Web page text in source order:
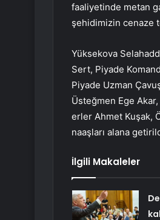
faaliyetinde metan
şehidimizin cenaze
Yüksekova
Sert, Piyade
Piyade Uzman
Üsteğmen Ege
erler Ahmet Kuşak,
naaşları alana
İlgili Makaleler